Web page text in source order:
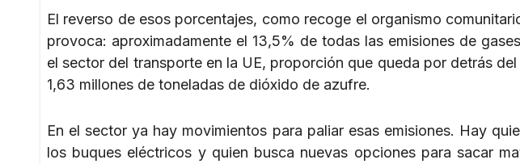
El reverso de esos porcentajes, como recoge el organismo
provoca: aproximadamente el 13,5% de todas las emisiones de
el sector del transporte en la UE, proporción que queda por detrás
1,63 millones de toneladas de dióxido de azufre.
En el sector ya hay movimientos para paliar esas emisiones. Hay
los buques eléctricos y quien busca nuevas opciones para sacar